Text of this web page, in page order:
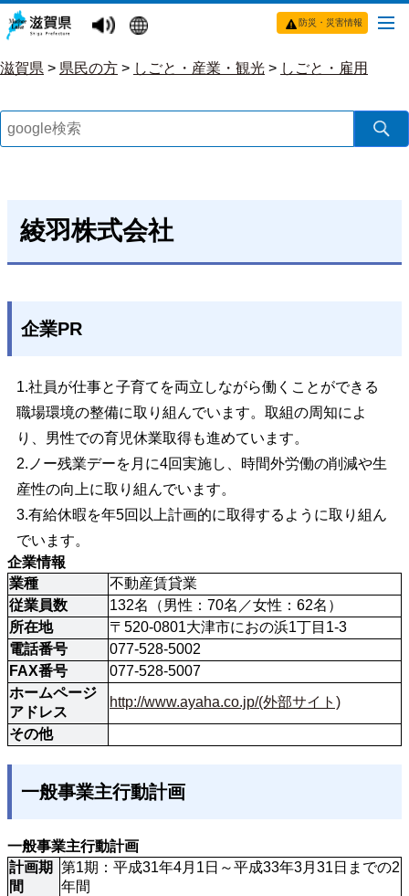
防災・災害情報
滋賀県 > 県民の方 > しごと・産業・観光 > しごと・雇用
綾羽株式会社
企業PR
1.社員が仕事と子育てを両立しながら働くことができる
職場環境の整備に取り組んでいます。取組の周知によ
り、男性での育児休業取得も進めています。
2.ノー残業デーを月に4回実施し、時間外労働の削減や生
産性の向上に取り組んでいます。
3.有給休暇を年5回以上計画的に取得するように取り組ん
でいます。
企業情報
業種
不動産賃貸業
従業員数
132名（男性：70名／女性：62名）
所在地
〒520-0801大津市におの浜1丁目1-3
電話番号
077-528-5002
FAX番号
077-528-5007
ホームページ
アドレス
http://www.ayaha.co.jp/(外部サイト)
その他
一般事業主行動計画
一般事業主行動計画
計画期
間
第1期：平成31年4月1日～平成33年3月31日までの2
年間